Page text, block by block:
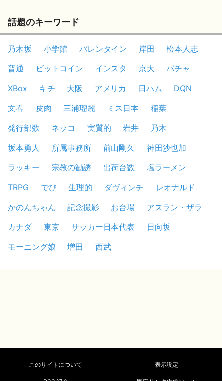
話題のキーワード
乃木坂 小学館 バレンタイン 岸田
松本人志
普通
ビットコイン インスタ 京大
バチャ
XBox
キチ 大阪 アメリカ 日ハム
DQN
文春
皮肉 三浦瑠麗 ミス日本
稲葉
発行部数
ネッコ 実質的 岩井
乃木
坂本勇人
所属事務所 前山剛久
神田沙也加
ラッキー
宗教の勧誘 出荷台数
塩ラーメン
TRPG
でび 生理的 ダヴィンチ
レオナルド
かのんちゃん
記念撮影 お台場
アスラン・ザラ
カナダ
東京 サッカー日本代表
日向坂
モーニング娘
増田 西武
このサイトについて 表示設定